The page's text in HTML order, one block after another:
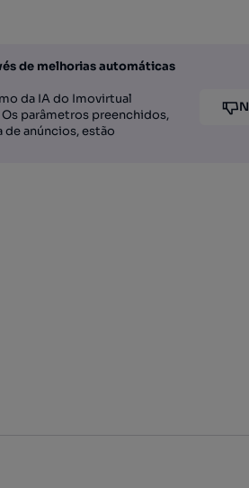
de melhorias automáticas
da IA do Imovirtual
parâmetros preenchidos,
anúncios, estão